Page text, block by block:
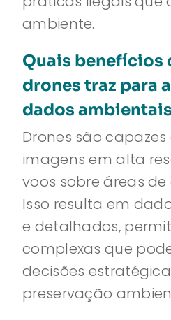
ambiente.
Quais benefícios
drones traz para
dados
Drones são
imagens em alta
voos sobre áreas de
Isso resulta em
e detalhados,
complexas que
decisões
preservação